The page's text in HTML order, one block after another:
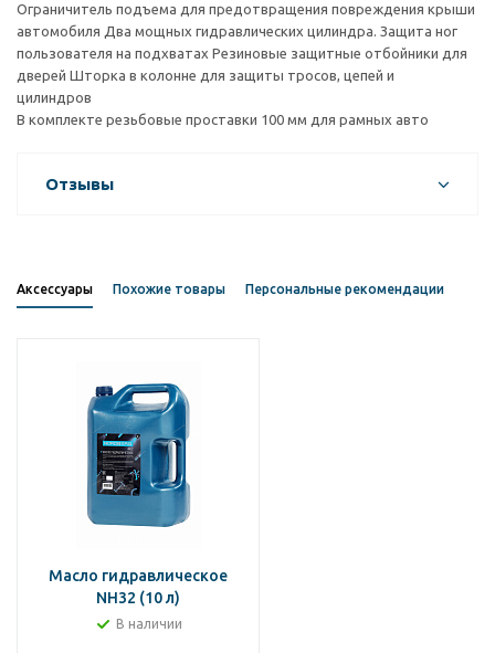
Ограничитель подъема для предотвращения повреждения крыши
автомобиля Два мощных гидравлических цилиндра. Защита ног
пользователя на подхватах Резиновые защитные отбойники для
дверей Шторка в колонне для защиты тросов, цепей и
цилиндров
В комплекте резьбовые проставки 100 мм для рамных авто
Отзывы
Аксессуары Похожие товары Персональные рекомендации
Масло гидравлическое
NH32 (10 л)
В наличии